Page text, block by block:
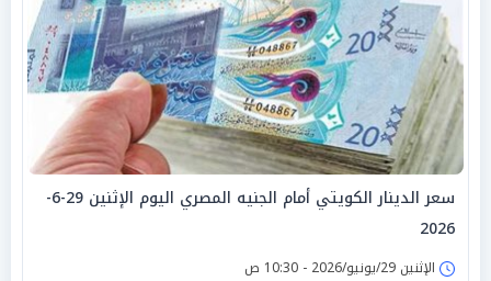
سعر الدينار الكويتي أمام الجنيه المصري اليوم الإثنين 29-6-
2026
الإثنين 29/يونيو/2026 - 10:30 ص